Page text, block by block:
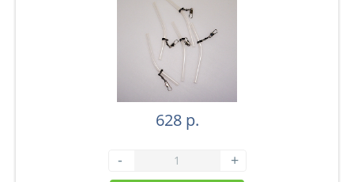
628 р.
- +